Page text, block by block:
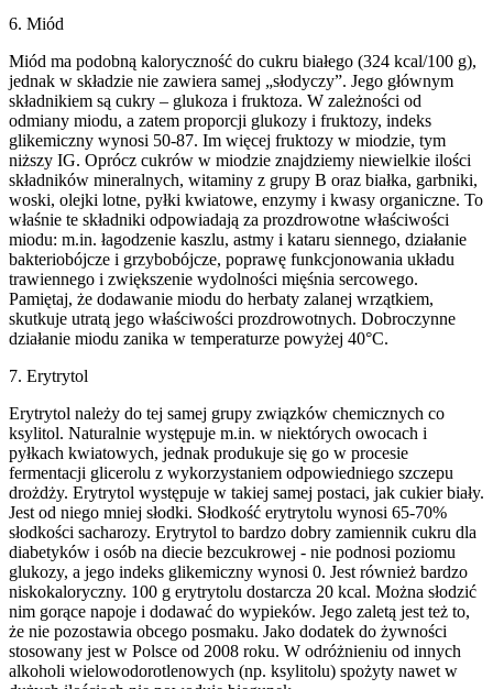
6. Miód
Miód ma podobną kaloryczność do cukru białego (324 kcal/100 g),
jednak w składzie nie zawiera samej „słodyczy”. Jego głównym
składnikiem są cukry – glukoza i fruktoza. W zależności od
odmiany miodu, a zatem proporcji glukozy i fruktozy, indeks
glikemiczny wynosi 50-87. Im więcej fruktozy w miodzie, tym
niższy IG. Oprócz cukrów w miodzie znajdziemy niewielkie ilości
składników mineralnych, witaminy z grupy B oraz białka, garbniki,
woski, olejki lotne, pyłki kwiatowe, enzymy i kwasy organiczne. To
właśnie te składniki odpowiadają za prozdrowotne właściwości
miodu: m.in. łagodzenie kaszlu, astmy i kataru siennego, działanie
bakteriobójcze i grzybobójcze, poprawę funkcjonowania układu
trawiennego i zwiększenie wydolności mięśnia sercowego.
Pamiętaj, że dodawanie miodu do herbaty zalanej wrzątkiem,
skutkuje utratą jego właściwości prozdrowotnych. Dobroczynne
działanie miodu zanika w temperaturze powyżej 40°C.
7. Erytrytol
Erytrytol należy do tej samej grupy związków chemicznych co
ksylitol. Naturalnie występuje m.in. w niektórych owocach i
pyłkach kwiatowych, jednak produkuje się go w procesie
fermentacji glicerolu z wykorzystaniem odpowiedniego szczepu
drożdży. Erytrytol występuje w takiej samej postaci, jak cukier biały.
Jest od niego mniej słodki. Słodkość erytrytolu wynosi 65-70%
słodkości sacharozy. Erytrytol to bardzo dobry zamiennik cukru dla
diabetyków i osób na diecie bezcukrowej - nie podnosi poziomu
glukozy, a jego indeks glikemiczny wynosi 0. Jest również bardzo
niskokaloryczny. 100 g erytrytolu dostarcza 20 kcal. Można słodzić
nim gorące napoje i dodawać do wypieków. Jego zaletą jest też to,
że nie pozostawia obcego posmaku. Jako dodatek do żywności
stosowany jest w Polsce od 2008 roku. W odróżnieniu od innych
alkoholi wielowodorotlenowych (np. ksylitolu) spożyty nawet w